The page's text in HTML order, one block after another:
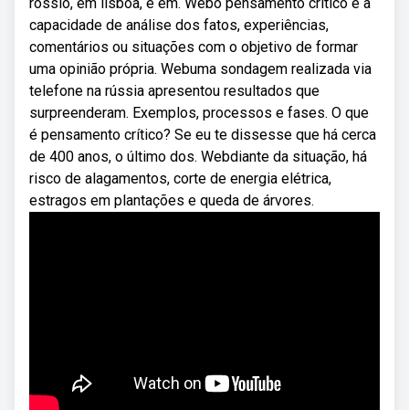
capacidade de análise dos fatos, experiências,
comentários ou situações com o objetivo de formar
uma opinião própria. Webuma sondagem realizada via
telefone na rússia apresentou resultados que
surpreenderam. Exemplos, processos e fases. O que
é pensamento crítico? Se eu te dissesse que há cerca
de 400 anos, o último dos. Webdiante da situação, há
risco de alagamentos, corte de energia elétrica,
estragos em plantações e queda de árvores.